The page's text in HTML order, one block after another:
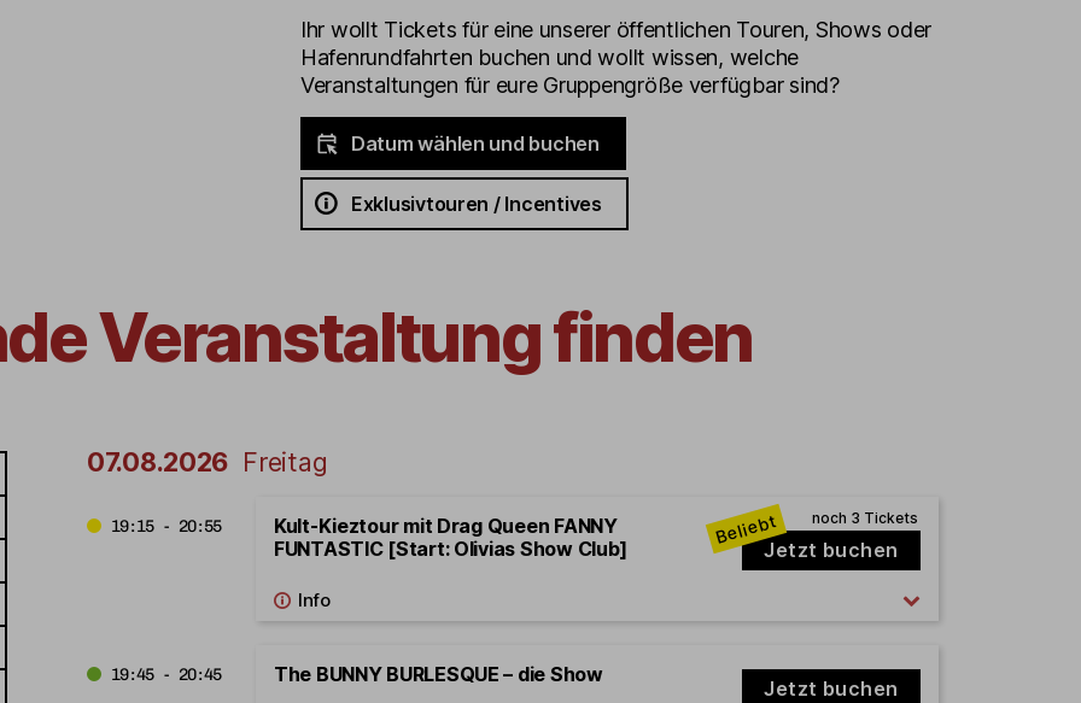
Ihr wollt Tickets für eine unserer öffentlichen Touren, Shows oder
Hafenrundfahrten buchen und wollt wissen, welche
Veranstaltungen für eure Gruppengröße verfügbar sind?
Datum wählen und buchen
Exklusivtouren / Incentives
Veranstaltung finden
07.08.2026 Freitag
19:15 - 20:55
Kult-Kieztour mit Drag Queen FANNY
FUNTASTIC [Start: Olivias Show Club]
Jetzt buchen
19:45 - 20:45 The BUNNY BURLESQUE – die Show
Jetzt buchen